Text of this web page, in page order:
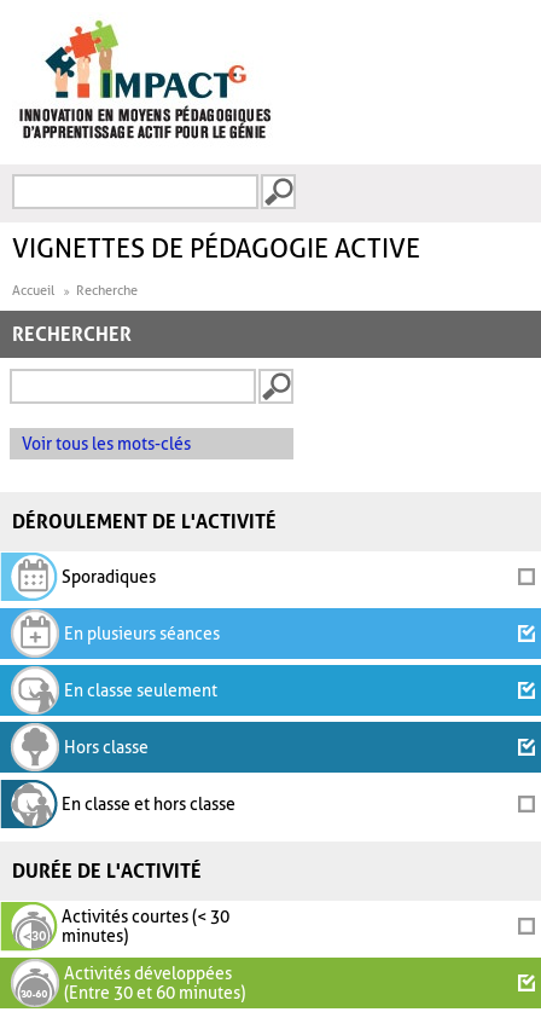
FORMULAIRE DE
VIGNETTES DE PÉDAGOGIE ACTIVE
Accueil Recherche
RECHERCHER
Voir tous les mots-clés
DÉROULEMENT DE L'ACTIVITÉ
Sporadiques
En plusieurs séances
En classe seulement
Hors classe
En classe et hors classe
DURÉE DE L'ACTIVITÉ
Activités courtes (< 30
minutes)
Activités développées
(Entre 30 et 60 minutes)